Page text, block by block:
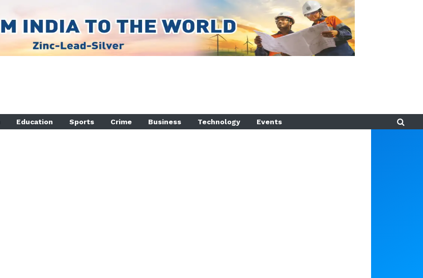
Education Sports Crime Business Technology Events